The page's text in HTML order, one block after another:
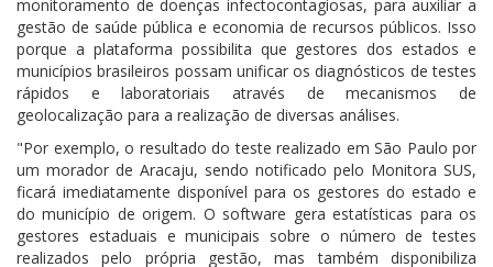
monitoramento de doenças infectocontagiosas, para auxiliar a
gestão de saúde pública e economia de recursos públicos. Isso
porque a plataforma possibilita que gestores dos estados e
municípios brasileiros possam unificar os diagnósticos de testes
rápidos e laboratoriais através de mecanismos de
geolocalização para a realização de diversas análises.
"Por exemplo, o resultado do teste realizado em São Paulo por
um morador de Aracaju, sendo notificado pelo Monitora SUS,
ficará imediatamente disponível para os gestores do estado e
do município de origem. O software gera estatísticas para os
gestores estaduais e municipais sobre o número de testes
realizados pelo própria gestão, mas também disponibiliza